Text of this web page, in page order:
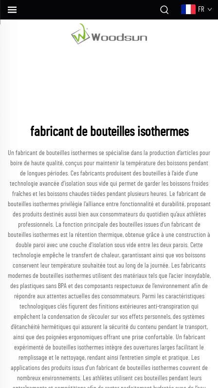
FR
fabricant de bouteilles isothermes
Un fabricant de bouteilles isothermes se spécialise dans la production d’articles pour
boire de haute qualité, conçus pour maintenir la température des boissons pendant
de longues périodes. Ces fabricants produisent des bouteilles à l’aide d’une
technologie avancée d’isolation sous vide qui permet de garder les boissons froides
fraîches et les boissons chaudes tièdes pendant plusieurs heures. Le fabricant de
bouteilles isothermes privilégie l’alliance entre fonctionnalité et durabilité, proposant
des produits destinés aussi bien aux consommateurs du quotidien qu’aux athlètes
professionnels. La fonction principale des bouteilles issues d’un fabricant de
bouteilles isothermes est la rétention thermique, obtenue grâce à une construction à
double paroi avec une couche d’isolation sous vide entre les deux parois. Cette
technologie empêche le transfert de chaleur, garantissant ainsi que vos boissons
conservent leur température souhaitée tout au long de la journée. Les fabricants
modernes de bouteilles isothermes utilisent des matériaux tels que l’acier inoxydable,
des plastiques sans BPA et des composants respectueux de l’environnement afin de
répondre aux attentes actuelles des consommateurs. Parmi les caractéristiques
technologiques clés figurent des finitions extérieures anti-transpiration qui
empêchent la condensation de s’écouler sur vos effets personnels, des systèmes
d’étanchéité hermétiques qui assurent la sécurité du contenu pendant le transport,
ainsi que des poignées ergonomiques offrant une prise confortable. Un fabricant
expérimenté de bouteilles isothermes intègre des ouvertures larges facilitant le
remplissage et le nettoyage, rendant ainsi l’entretien simple et pratique. Les
applications des produits issus d’un fabricant de bouteilles isothermes couvrent de
nombreux environnements. Les athlètes utilisent ces bouteilles pendant leurs